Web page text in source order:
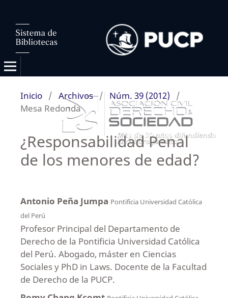
Inicio / Archivos / Núm. 39 (2012)
/
Mesa Redonda
¿Responsabilidad Penal
de los menores de edad?
Antonio Peña Jumpa Pontificia Universidad Católica
del Perú
Profesor Principal del Departamento de
Derecho de la Pontificia Universidad Católica
del Perú. Abogado, máster en Ciencias
Sociales y PhD in Laws. Docente de la Facultad
de Derecho de la PUCP.